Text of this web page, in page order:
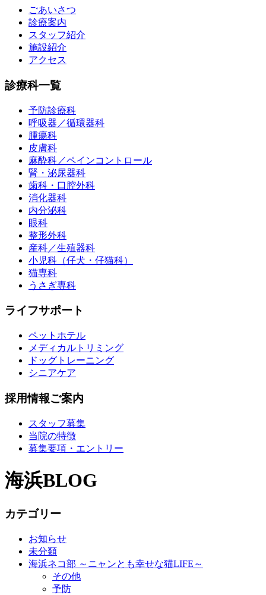
ごあいさつ
診療案内
スタッフ紹介
施設紹介
アクセス
診療科一覧
予防診療科
呼吸器／循環器科
腫瘍科
皮膚科
麻酔科／ペインコントロール
腎・泌尿器科
歯科・口腔外科
消化器科
内分泌科
眼科
整形外科
産科／生殖器科
小児科（仔犬・仔猫科）
猫専科
うさぎ専科
ライフサポート
ペットホテル
メディカルトリミング
ドッグトレーニング
シニアケア
採用情報ご案内
スタッフ募集
当院の特徴
募集要項・エントリー
海浜BLOG
カテゴリー
お知らせ
未分類
海浜ネコ部 ～ニャンとも幸せな猫LIFE～
その他
予防